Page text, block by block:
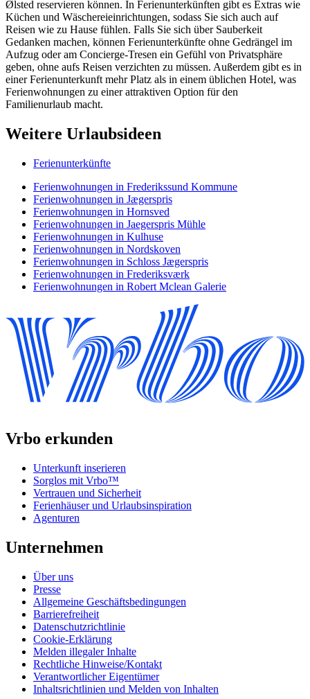
Ølsted reservieren können. In Ferienunterkünften gibt es Extras wie
Küchen und Wäschereieinrichtungen, sodass Sie sich auch auf
Reisen wie zu Hause fühlen. Falls Sie sich über Sauberkeit
Gedanken machen, können Ferienunterkünfte ohne Gedrängel im
Aufzug oder am Concierge-Tresen ein Gefühl von Privatsphäre
geben, ohne aufs Reisen verzichten zu müssen. Außerdem gibt es in
einer Ferienunterkunft mehr Platz als in einem üblichen Hotel, was
Ferienwohnungen zu einer attraktiven Option für den
Familienurlaub macht.
Weitere Urlaubsideen
Ferienunterkünfte
Ferienwohnungen in Frederikssund Kommune
Ferienwohnungen in Jægerspris
Ferienwohnungen in Hornsved
Ferienwohnungen in Jaegerspris Mühle
Ferienwohnungen in Kulhuse
Ferienwohnungen in Nordskoven
Ferienwohnungen in Schloss Jægerspris
Ferienwohnungen in Frederiksværk
Ferienwohnungen in Robert Mclean Galerie
Vrbo erkunden
Unterkunft inserieren
Sorglos mit Vrbo™
Vertrauen und Sicherheit
Ferienhäuser und Urlaubsinspiration
Agenturen
Unternehmen
Über uns
Presse
Allgemeine Geschäftsbedingungen
Barrierefreiheit
Datenschutzrichtlinie
Cookie-Erklärung
Melden illegaler Inhalte
Rechtliche Hinweise/Kontakt
Verantwortlicher Eigentümer
Inhaltsrichtlinien und Melden von Inhalten